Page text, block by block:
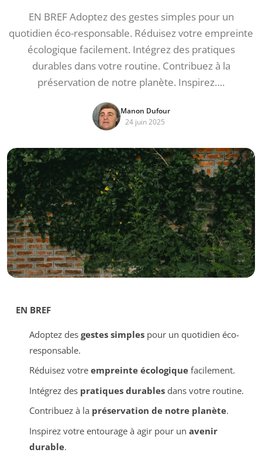
EN BREF Adoptez des gestes simples pour un
quotidien éco-responsable. Réduisez votre empreinte
écologique facilement. Intégrez des pratiques
durables dans votre routine. Contribuez à la
préservation de notre planète. Inspirez….
Manon Dufour
24 juin 2025
EN BREF
Adoptez des gestes simplespour un quotidien éco-
responsable.
Réduisez votre empreinte écologiquefacilement.
Intégrez des pratiques durablesdans votre routine.
Contribuez à la préservation de notre planète.
Inspirez votre entourage à agir pour un avenir
durable.